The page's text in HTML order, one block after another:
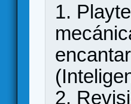
1.
2.